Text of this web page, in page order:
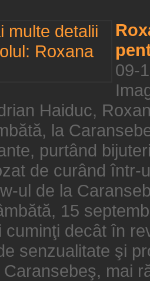
09-
Haiduc,
la
purtând
de curând
ul de la
15
cuminţi decât în
senzualitate şi
mai